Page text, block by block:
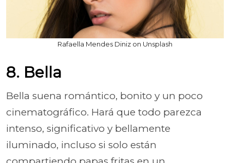
Rafaella Mendes Diniz on Unsplash
8. Bella
Bella suena romántico, bonito y un poco
cinematográfico. Hará que todo parezca
intenso, significativo y bellamente
iluminado, incluso si solo están